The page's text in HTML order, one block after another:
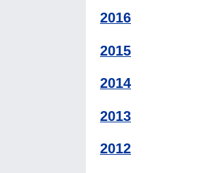
2016
2015
2014
2013
2012